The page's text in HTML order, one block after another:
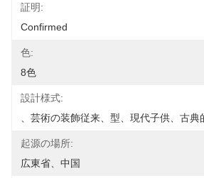
証明:
Confirmed
色:
8色
設計様式:
、芸術の装飾従来、型、現代子供、古典
起源の場所:
広東省、中国